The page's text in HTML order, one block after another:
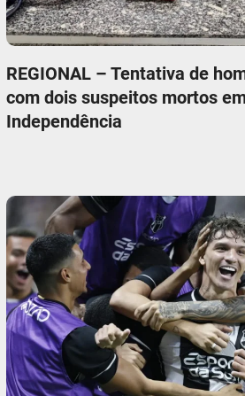
REGIONAL – Tentativa de
com dois suspeitos mortos
Independência